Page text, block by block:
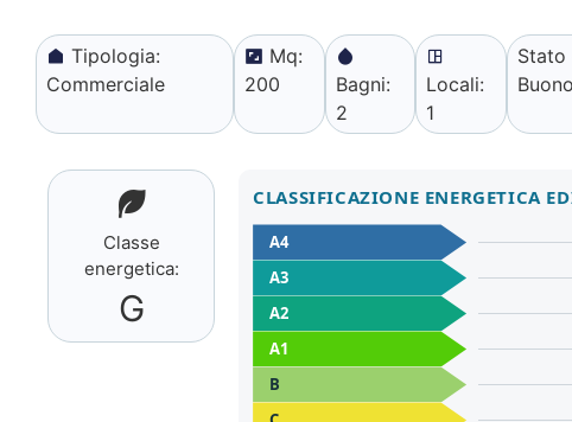
Tipologia:
Commerciale
Mq:
200
Bagni:
2
Locali:
1
Stato
Classe
energetica:
G
CLASSIFICAZIONE ENERGETICA
A4
A3
A2
A1
B